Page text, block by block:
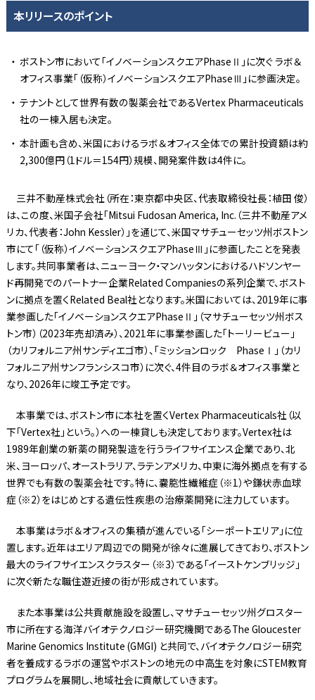
本リリースのポイント
ボストン市において「イノベーションスクエアPhaseⅡ」に次ぐ ラボ＆
オフィス事業「（仮称）イノベーションスクエアPhaseⅢ」に参画決定。
テナントとして世界有数の製薬会社であるVertex Pharmaceuticals
社の一棟入居も決定。
本計画も含め、米国におけるラボ＆オフィス全体での累計投資額は約
2,300億円（1ドル＝154円）規模、開発案件数は4件に。
三井不動産株式会社（所在：東京都中央区、代表取締役社長：植田 俊）
は、この度、米国子会社「Mitsui Fudosan America, Inc.（三井不動産アメ
リカ、代表者：John Kessler）」を通じて、米国マサチューセッツ州ボストン
市にて「（仮称）イノベーションスクエアPhaseⅢ」に参画したことを発表
します。共同事業者は、ニューヨーク・マンハッタンにおけるハドソンヤー
ド再開発でのパートナー企業Related Companiesの系列企業で、ボスト
ンに拠点を置くRelated Beal社となります。米国においては、2019年に事
業参画した「イノベーションスクエアPhaseⅡ」（マサチューセッツ州ボス
トン市）（2023年売却済み）、2021年に事業参画した「トーリービュー」
（カリフォルニア州サンディエゴ市）、「ミッションロック PhaseⅠ」（カリ
フォルニア州サンフランシスコ市）に次ぐ、4件目のラボ＆オフィス事業と
なり、2026年に竣工予定です。
本事業では、ボストン市に本社を置くVertex Pharmaceuticals社（以
下「Vertex社」という。）への一棟貸しも決定しております。Vertex社は
1989年創業の新薬の開発製造を行うライフサイエンス企業であり、北
米、ヨーロッパ、オーストラリア、ラテンアメリカ、中東に海外拠点を有する
世界でも有数の製薬会社です。特に、嚢胞性繊維症（※1）や鎌状赤血球
症（※2）をはじめとする遺伝性疾患の治療薬開発に注力しています。
本事業はラボ＆オフィスの集積が進んでいる「シーポートエリア」に位
置します。近年はエリア周辺での開発が徐々に進展してきており、ボストン
最大のライフサイエンスクラスター（※3）である「イーストケンブリッジ」
に次ぐ新たな職住遊近接の街が形成されています。
また本事業は公共貢献施設を設置し、マサチューセッツ州グロスター
市に所在する海洋バイオテクノロジー研究機関であるThe Gloucester
Marine Genomics Institute (GMGI) と共同で、バイオテクノロジー研究
者を養成するラボの運営やボストンの地元の中高生を対象にSTEM教育
プログラムを展開し、地域社会に貢献していきます。